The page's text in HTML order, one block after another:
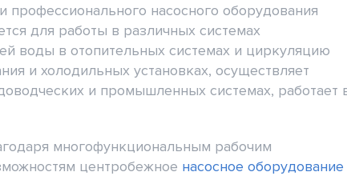
профессионального насосного оборудования
для работы в различных системах
воды в отопительных системах и циркуляцию
и холодильных установках, осуществляет
и промышленных системах, работает
многофункциональным рабочим
центробежное насосное оборудование